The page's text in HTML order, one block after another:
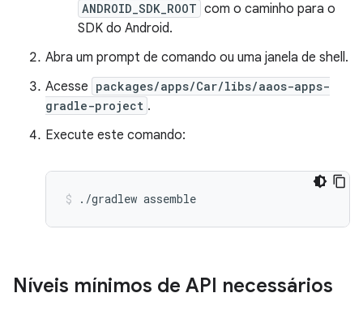
ANDROID_SDK_ROOT com o caminho para o
SDK do Android.
Abra um prompt de comando ou uma janela de shell.
Acesse packages/apps/Car/libs/aaos-apps-
gradle-project .
Execute este comando:
./gradlew assemble
Níveis mínimos de API necessários